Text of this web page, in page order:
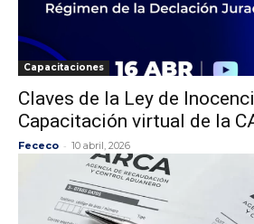
Capacitaciones
Claves de la Ley de
Capacitación virtual de la
Fececo - 10 abril, 2026